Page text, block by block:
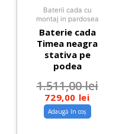
Baterii cada cu
montaj in pardosea
Baterie cada
Timea neagra
stativa pe
podea
1.511,00lei
729,00 lei
Adaugă în coș